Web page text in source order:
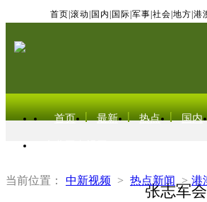
首页 滚动 国内 国际 军事 社会 地方 港
首页 最新 热点 国内
当前位置： 中新视频 > 热点新闻 > 港
张志军